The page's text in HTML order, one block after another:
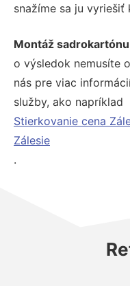
snažíme sa ju
Montáž
o výsledok nemusíte
nás pre viac
služby, ako napríklad
Stierkovanie cena
Zálesie
.